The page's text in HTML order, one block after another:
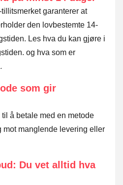
garanterer at
den lovbestemte 14-
Les hva du kan gjøre i
og hva som er
.
som gir
å betale med en metode
mot manglende levering eller
Du vet alltid hva